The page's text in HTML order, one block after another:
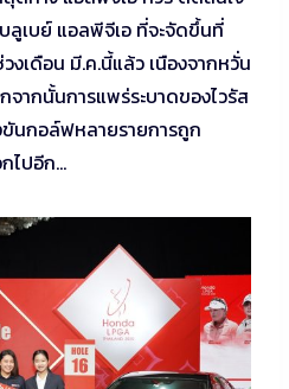
ลูเบย์ แอลพีจีเอ ที่จะจัดขึ้นที่
วงเดือน มี.ค.นี้แล้ว เนืองจากหวั่น
จากนั้นการแพร่ระบาดของไวรัส
ขันกอล์ฟหลายรายการถูก
ไปอีก…